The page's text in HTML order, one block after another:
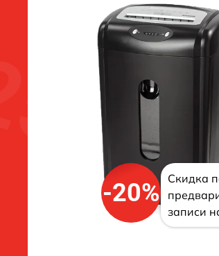
-20%
Скидка
записи